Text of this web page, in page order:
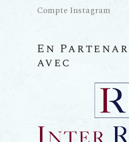
Compte Instagram
En
avec